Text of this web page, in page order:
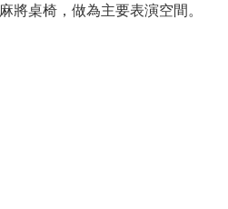
將桌椅，做為主要表演空間。